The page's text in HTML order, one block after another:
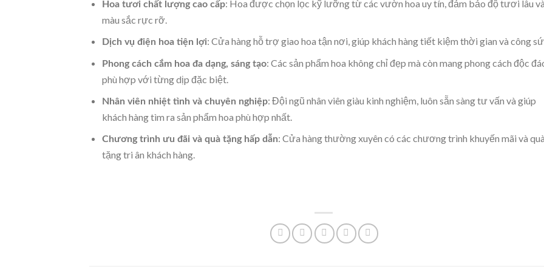
Hoa tươi chất lượng cao cấp: Hoa được chọn lọc kỹ lưỡng từ các vườn hoa uy tín, đảm bảo độ tươi lâu và
màu sắc rực rỡ.
Dịch vụ điện hoa tiện lợi: Cửa hàng hỗ trợ giao hoa tận nơi, giúp khách hàng tiết kiệm thời gian và công
Phong cách cắm hoa đa dạng, sáng tạo: Các sản phẩm hoa không chỉ đẹp mà còn mang phong cách độc
phù hợp với từng dịp đặc biệt.
Nhân viên nhiệt tình và chuyên nghiệp: Đội ngũ nhân viên giàu kinh nghiệm, luôn sẵn sàng tư vấn và giúp
khách hàng tìm ra sản phẩm hoa phù hợp nhất.
Chương trình ưu đãi và quà tặng hấp dẫn: Cửa hàng thường xuyên có các chương trình khuyến mãi và quà
tặng tri ân khách hàng.